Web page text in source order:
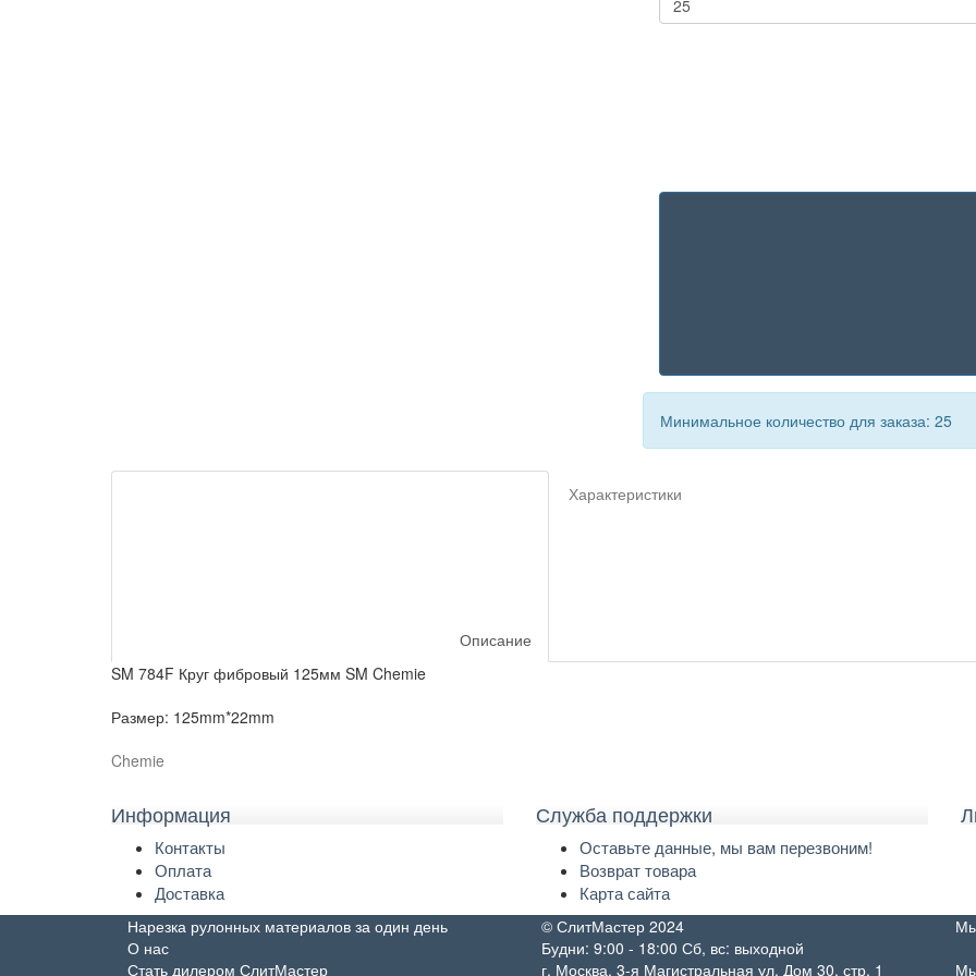
Минимальное количество для заказа: 25
Описание
Характеристики
SM 784F Круг фибровый 125мм SM Chemie
Размер: 125mm*22mm
Chemie
Информация
Контакты
Оплата
Доставка
Служба поддержки
Оставьте данные, мы вам перезвоним!
Возврат товара
Карта сайта
Нарезка рулонных материалов за один день
О нас
Стать дилером СлитМастер
© СлитМастер 2024
Будни: 9:00 - 18:00 Сб, вс: выходной
г. Москва, 3-я Магистральная ул. Дом 30, стр. 1